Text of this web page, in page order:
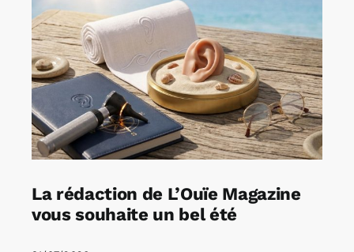
La rédaction de L’Ouïe Magazine
vous souhaite un bel été